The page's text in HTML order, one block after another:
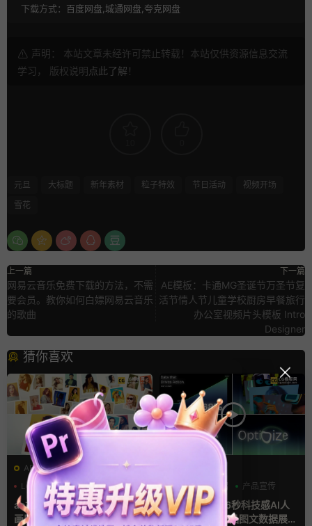
下载方式： 百度网盘,城通网盘,夸克网盘
声明： 本站文章未经许可禁止转载！本站仅供资源信息交流
学习， 版权说明点此了解 ！
元旦 大标题 新年素材 粒子特效 节日活动
视频开场
雪花
上一篇
网易云音乐免费下载的方法，不需
要会员。教你如何白嫖网易云音乐
的歌曲
下一篇
AE模板：卡通MG圣诞节万圣节复
活节情人节儿童学校厨房早餐旅行
办公室视频片头模板 Intro
Designer
猜你喜欢
AE模板
LOGO动画
三维 幻灯片
ae相册模板 多场景照片墙堆叠
画廊幻灯片宣传视频
AI
产品介绍 产品宣传
ae片头模板 36秒科技感AI人
工智能SaaS产品图文数据展示